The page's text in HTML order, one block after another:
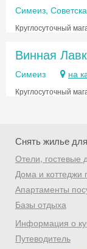
Симеиз,
Круглосуточный
Винная
Симеиз на
Круглосуточный
Снять жилье
Отели, гостевые
Дома и коттеджи
Апартаменты
Базы отдыха
Информация о
Путеводитель
Хочешь